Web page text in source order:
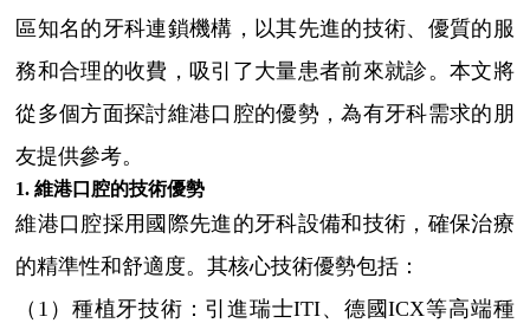
區知名的牙科連鎖機構，以其先進的技術、優質的服
務和合理的收費，吸引了大量患者前來就診。本文將
從多個方面探討維港口腔的優勢，為有牙科需求的朋
友提供參考。
1. 維港口腔的技術優勢
維港口腔採用國際先進的牙科設備和技術，確保治療
的精準性和舒適度。其核心技術優勢包括：
（1）種植牙技術：引進瑞士ITI、德國ICX等高端種